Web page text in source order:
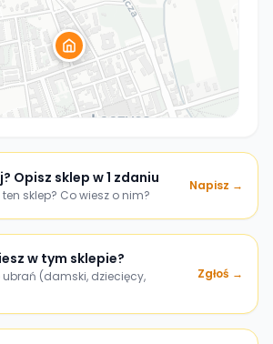
Opisz sklep w 1 zdaniu
sklep? Co wiesz o nim?
Napisz →
w tym sklepie?
(damski, dziecięcy,
Zgłoś →